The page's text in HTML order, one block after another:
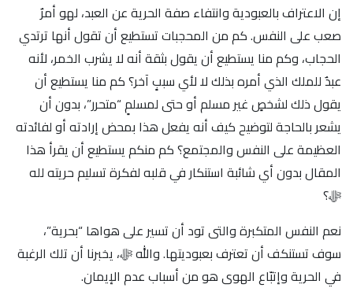
إن الاعتراف بالعبودية وانتفاء صفة الحرية عن العبد، لهو أمرٌ
صعب على النفس. كم من المحجبات تستطيع أن تقول أنها ترتدي
الحجاب، وكم منا يستطيع أن يقول بثقة أنه لا يشرب الخمر، لأنه
عبدٌ للملك الذي أمره بذلك لا لأي سببٍ آخر؟ كم منا يستطيع أن
يقول ذلك لشخصٍ غير مسلم أو حتى لمسلمٍ “متحرر”، بدون أن
يشعر بالحاجة لتوضيح كيف أنه يفعل هذا بمحض إرادته أو لفائدته
العظيمة على النفس والمجتمع؟ كم منكم يستطيع أن يقرأ هذا
المقال بدون أي شائبة استنكار في قلبه لفكرة تسليم حريته لله
ﷻ؟
نعم النفس المتكبرة والتى تود أن تسير على هواها “بحرية”،
سوف تستنكف أن تعترف بعبوديتها. والله ﷻ، يخبرنا أن تلك الرغبة
في الحرية وإتبّاع الهوى هو من أسباب عدم الإيمان.